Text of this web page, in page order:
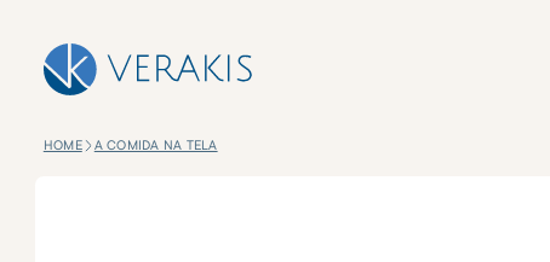
HOME A COMIDA NA TELA